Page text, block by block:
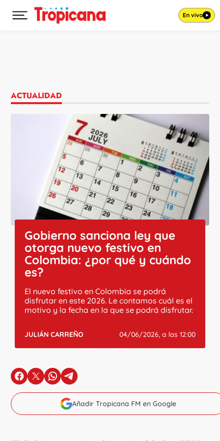
Desplegar menú principal En vivo
ACTUALIDAD
Gobierno sanciona ley que
otorga nuevo festivo en
Colombia: ¿por qué y cuándo
es?
El nuevo festivo en Colombia se podrá
disfrutar en este 2026. Le contamos cuál es el
motivo y la fecha en la que se podrá disfrutar.
JULIÁN CARREÑO 04/06/2026, a las 12:00
en Facebook
en Xen Whatsapp
en Telegram
Añadir Tropicana FM en Google